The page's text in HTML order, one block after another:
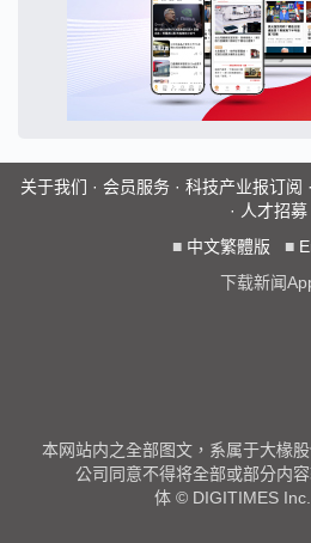
关于我们 · 会员服务· 科技产业报订阅 ·
· 人才招募
■ 中文繁體版 ■
下载新闻
本网站内之全部图文，系属于大椽
公司同意不得将全部或部分内
体 © DIGITIMES